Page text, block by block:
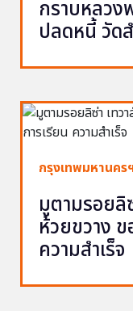
กราบหลว
ปลดหนี้ วัด
กรุงเทพมหานคร
มูตามรอยลิ
ห้วยขวาง
ความสำเร็จ